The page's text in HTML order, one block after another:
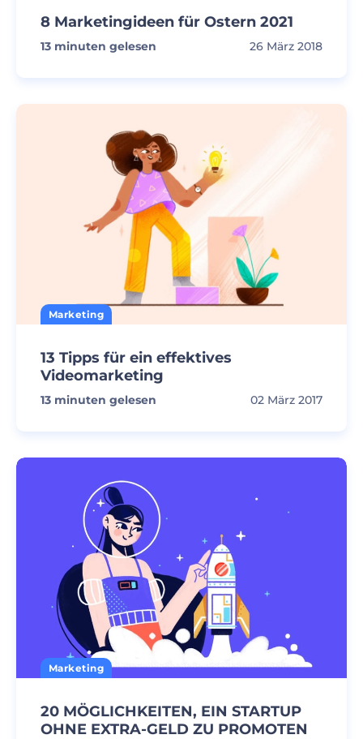
8 Marketingideen für Ostern 2021
13 minuten gelesen 26 März 2018
Marketing
13 Tipps für ein effektives
Videomarketing
13 minuten gelesen 02 März 2017
Marketing
20 MÖGLICHKEITEN, EIN STARTUP
OHNE EXTRA-GELD ZU PROMOTEN